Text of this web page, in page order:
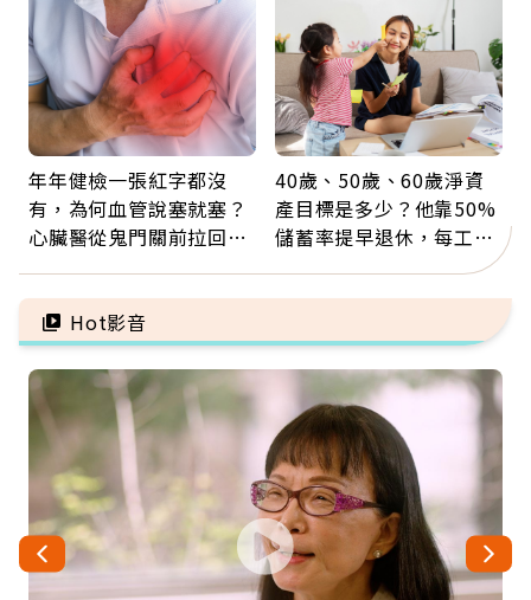
年年健檢一張紅字都沒
有，為何血管說塞就塞？
心臟醫從鬼門關前拉回病
字
40歲、50歲、60歲淨資
產目標是多少？他靠50%
儲蓄率提早退休，每工作
Hot影音